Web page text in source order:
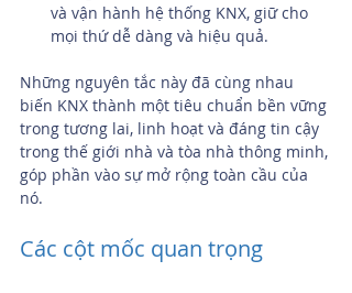
và vận hành hệ thống KNX, giữ cho
mọi thứ dễ dàng và hiệu quả.
Những nguyên tắc này đã cùng nhau
biến KNX thành một tiêu chuẩn bền vững
trong tương lai, linh hoạt và đáng tin cậy
trong thế giới nhà và tòa nhà thông minh,
góp phần vào sự mở rộng toàn cầu của
nó.
Các cột mốc quan trọng